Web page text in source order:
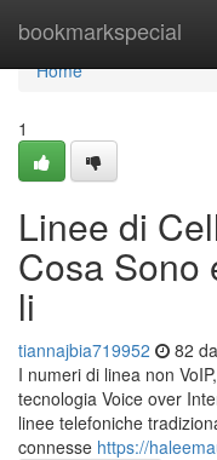
bookmarkspecial
Home
Home
1
Linee di
Cosa Sono
li
tiannajbia719952 82
I numeri di linea non
tecnologia Voice over
linee telefoniche
connesse https://